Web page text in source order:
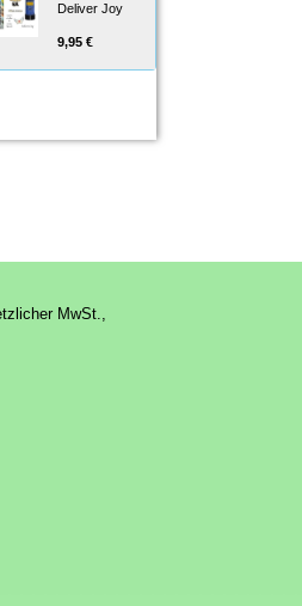
Deliver Joy
9,95 €
MwSt.,